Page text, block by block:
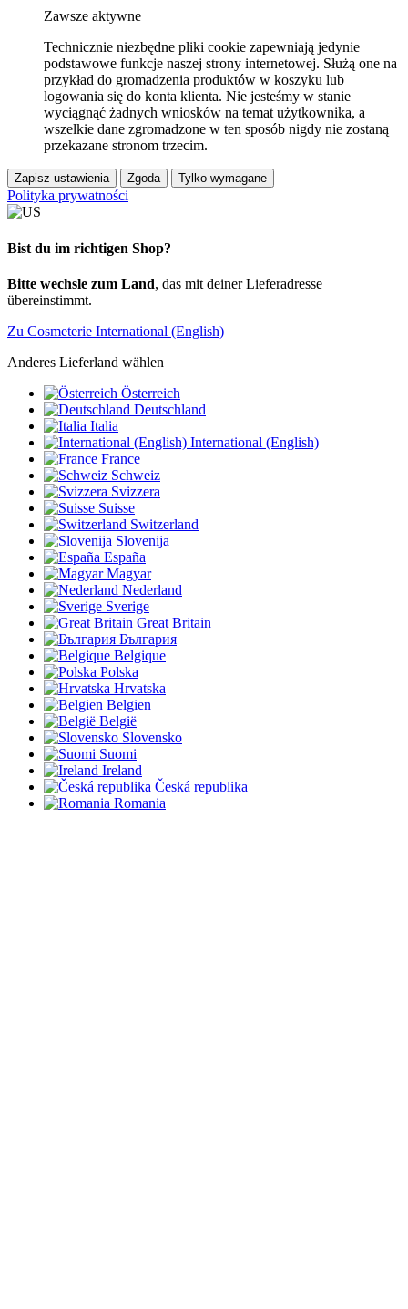
Zawsze aktywne
Technicznie niezbędne pliki cookie zapewniają jedynie
podstawowe funkcje naszej strony internetowej. Służą one na
przykład do gromadzenia produktów w koszyku lub
logowania się do konta klienta. Nie jesteśmy w stanie
wyciągnąć żadnych wniosków na temat użytkownika, a
wszelkie dane zgromadzone w ten sposób nigdy nie zostaną
przekazane stronom trzecim.
Zapisz ustawienia Zgoda Tylko wymagane
Polityka prywatności
Bist du im richtigen Shop?
Bitte wechsle zum Land, das mit deiner Lieferadresse
übereinstimmt.
Zu Cosmeterie International (English)
Anderes Lieferland wählen
Österreich
Deutschland
Italia
International (English)
France
Schweiz
Svizzera
Suisse
Switzerland
Slovenija
España
Magyar
Nederland
Sverige
Great Britain
България
Belgique
Polska
Hrvatska
Belgien
België
Slovensko
Suomi
Ireland
Česká republika
Romania